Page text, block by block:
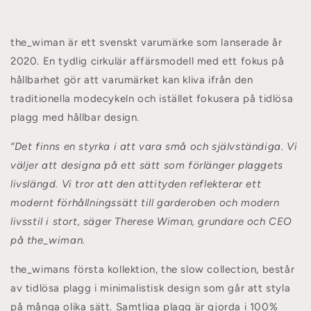
the_wiman är ett svenskt varumärke som lanserade år
2020. En tydlig cirkulär affärsmodell med ett fokus på
hållbarhet gör att varumärket kan kliva ifrån den
traditionella modecykeln och istället fokusera på tidlösa
plagg med hållbar design.
“Det finns en styrka i att vara små och självständiga. Vi
väljer att designa på ett sätt som förlänger plaggets
livslängd. Vi tror att den attityden reflekterar ett
modernt förhållningssätt till garderoben och modern
livsstil i stort, säger Therese Wiman, grundare och CEO
på the_wiman.
the_wimans första kollektion, the slow collection, består
av tidlösa plagg i minimalistisk design som går att styla
på många olika sätt. Samtliga plagg är gjorda i 100%